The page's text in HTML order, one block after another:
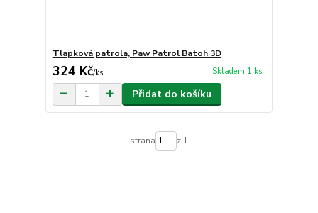
Tlapková patrola, Paw Patrol Batoh 3D
324 Kč/ks Skladem 1 ks
Přidat do košíku
strana z 1